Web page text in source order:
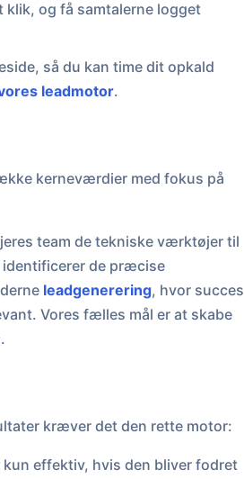
klik, og få samtalerne logget
så du kan time dit opkald
leadmotor.
kerneværdier med fokus på
team de tekniske værktøjer til
identificerer de præcise
leadgenerering, hvor succes
Vores fælles mål er at skabe
kræver det den rette motor:
effektiv, hvis den bliver fodret